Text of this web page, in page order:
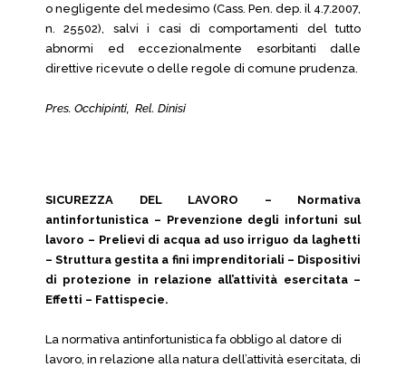
o negligente del medesimo (Cass. Pen. dep. il 4.7.2007,
n. 25502), salvi i casi di comportamenti del tutto
abnormi ed eccezionalmente esorbitanti dalle
direttive ricevute o delle regole di comune prudenza.
Pres. Occhipinti, Rel. Dinisi
SICUREZZA DEL LAVORO – Normativa
antinfortunistica – Prevenzione degli infortuni sul
lavoro – Prelievi di acqua ad uso irriguo da laghetti
– Struttura gestita a fini imprenditoriali – Dispositivi
di protezione in relazione all’attività esercitata –
Effetti – Fattispecie.
La normativa antinfortunistica fa obbligo al datore di
lavoro, in relazione alla natura dell’attività esercitata, di